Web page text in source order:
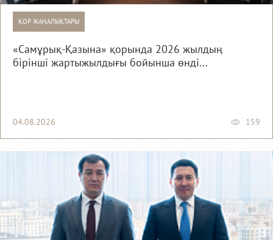
ҚОР ЖАҢАЛЫҚТАРЫ
«Самұрық-Қазына» қорында 2026 жылдың
бірінші жартыжылдығы бойынша өнді...
04.08.2026 159